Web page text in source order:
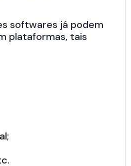
softwares já podem
plataformas, tais